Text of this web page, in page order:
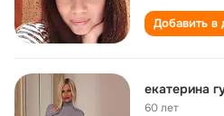
Добавить в
екатерина
60 лет